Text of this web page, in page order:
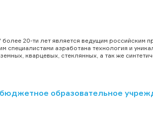
20-ти лет является ведущим российским
специалистами азработана технология и
кварцевых, стеклянных, а так же
образовательное